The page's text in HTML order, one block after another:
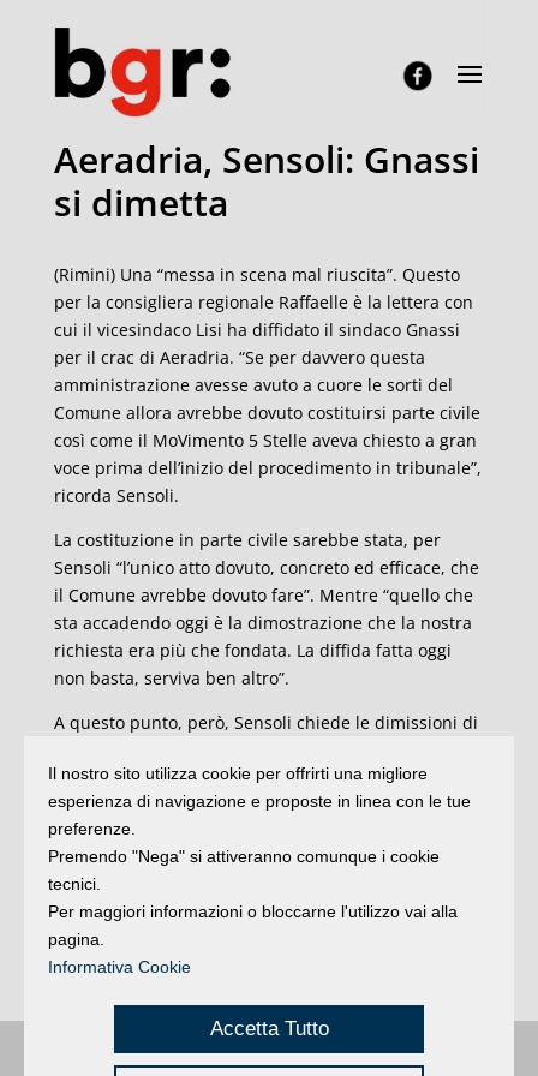
Aeradria, Sensoli: Gnassi
si dimetta
(Rimini) Una “messa in scena mal riuscita”. Questo
per la consigliera regionale Raffaelle è la lettera con
cui il vicesindaco Lisi ha diffidato il sindaco Gnassi
per il crac di Aeradria. “Se per davvero questa
amministrazione avesse avuto a cuore le sorti del
Comune allora avrebbe dovuto costituirsi parte civile
così come il MoVimento 5 Stelle aveva chiesto a gran
voce prima dell’inizio del procedimento in tribunale”,
ricorda Sensoli.
La costituzione in parte civile sarebbe stata, per
Sensoli “l’unico atto dovuto, concreto ed efficace, che
il Comune avrebbe dovuto fare”. Mentre “quello che
sta accadendo oggi è la dimostrazione che la nostra
richiesta era più che fondata. La diffida fatta oggi
non basta, serviva ben altro”.
A questo punto, però, Sensoli chiede le dimissioni di
giustificare una situazione del genere, in cui un
sindaco viene messo in mora dal suo stesso Comune.
Secondo noi ci sono tutti gli estremi perché Gnassi
rassegni le proprie dimissioni anche senza
necessariamente aspettare il prossimo 23 gennaio
visto che questa vicenda apre dei pesanti dubbi sul
rispetto dei criteri candidabilità e di eleggibilità dello
stesso Gnassi”.
Buongiorno:Riminié una testata registrata presso il Tribunale di Rimini
Il nostro sito utilizza cookie per offrirti una migliore
esperienza di navigazione e proposte in linea con le tue
preferenze.
Premendo "Nega" si attiveranno comunque i cookie
tecnici.
Per maggiori informazioni o bloccarne l'utilizzo vai alla
pagina.
Informativa Cookie
Accetta Tutto